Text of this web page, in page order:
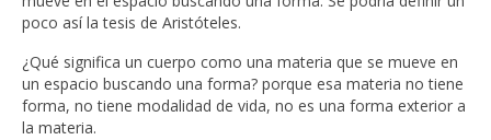
poco así la tesis de Aristóteles.
¿Qué significa un cuerpo como una materia que se mueve en
un espacio buscando una forma? porque esa materia no tiene
forma, no tiene modalidad de vida, no es una forma exterior a
la materia.